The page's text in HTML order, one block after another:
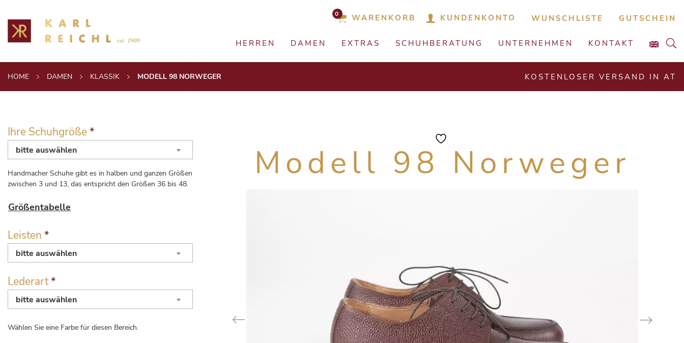
0 WARENKORB KUNDENKONTO WUNSCHLISTE GUTSCHEIN
HERREN DAMEN EXTRAS SCHUHBERATUNG UNTERNEHMEN KONTAKT
HOME DAMEN KLASSIK MODELL 98 NORWEGER KOSTENLOSER VERSAND IN AT
Ihre Schuhgröße*
bitte auswählen
Handmacher Schuhe gibt es in halben und ganzen Größen
zwischen 3 und 13, das entspricht den Größen 36 bis 48.
Größentabelle
Leisten *
bitte auswählen
Lederart*
bitte auswählen
Wählen Sie eine Farbe für diesen Bereich.
Modell 98 Norweger